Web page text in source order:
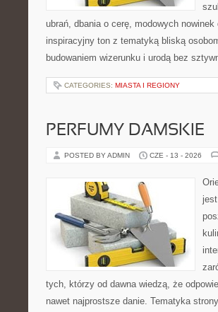
ubrań, dbania o cerę, modowych
inspiracyjny ton z tematyką bliską
budowaniem wizerunku i urodą bez
CATEGORIES: MIASTA I REGIONY
PERFUMY DAMSKIE
POSTED BY ADMIN CZE - 13 - 2026
tych, którzy od dawna wiedzą, że
nawet najprostsze danie. Tematyka